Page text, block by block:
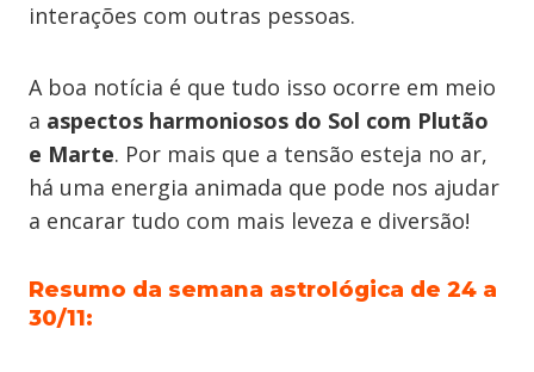
interações com outras pessoas.
A boa notícia é que tudo isso ocorre em meio
a aspectos harmoniosos do Sol com Plutão
e Marte. Por mais que a tensão esteja no ar,
há uma energia animada que pode nos ajudar
a encarar tudo com mais leveza e diversão!
Resumo da semana astrológica de 24 a
30/11: